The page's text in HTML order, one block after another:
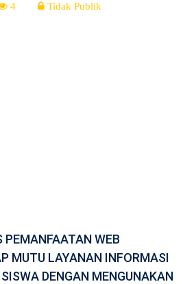
4 Tidak Publik
WEB
MUTU LAYANAN INFORMASI
DENGAN MENGUNAKAN